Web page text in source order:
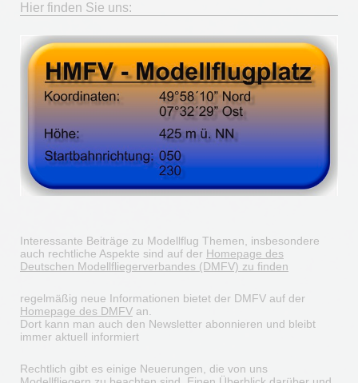
Hier finden Sie uns:
Interessante Beiträge zu Modellflug Themen, insbesondere
auch rechtliche Aspekte sind auf der Homepage des
Deutschen Modellfliegerverbandes (DMFV) zu finden
regelmäßig neue Informationen bietet der DMFV auf der
Homepage des DMFV an.
Dort kann man auch den Newsletter abonnieren und bleibt
immer aktuell informiert
Rechtlich gibt es einige Neuerungen, die von uns